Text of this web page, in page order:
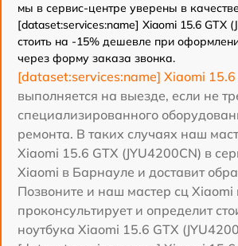
мы в сервис-центре уверены в
[dataset:services:name] Xiaomi 15.6 GTX
стоить на -15% дешевле при
через форму заказа звонка.
[dataset:services:name] Xiaomi 15.6
выполняется на выезде, если не
специализированного
ремонта. В таких случаях наш
Xiaomi 15.6 GTX (JYU4200CN) в
Xiaomi в Барнауле и доставит
Позвоните и наш мастер сц Xiaomi
проконсультирует и определит
ноутбука Xiaomi 15.6 GTX